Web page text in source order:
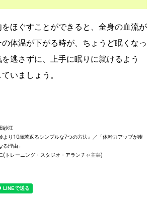
ほぐすことができると、全身の血流が
体温が下がる時が、ちょうど眠くなっ
逃さずに、上手に眠りに就けるよう
いましょう。
紗江
より10歳若返るシンプルな7つの方法』／「体幹力アップが痩
る理由」
(トレーニング・スタジオ・アランチャ主宰)